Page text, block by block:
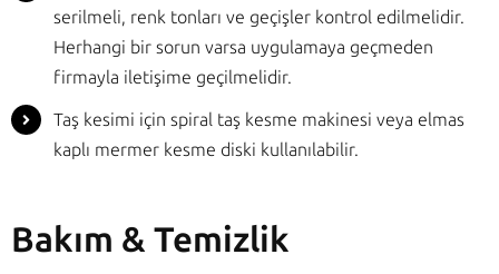
serilmeli, renk tonları ve geçişler kontrol edilmelidir.
Herhangi bir sorun varsa uygulamaya geçmeden
firmayla iletişime geçilmelidir.
Taş kesimi için spiral taş kesme makinesi veya elmas
kaplı mermer kesme diski kullanılabilir.
Bakım & Temizlik